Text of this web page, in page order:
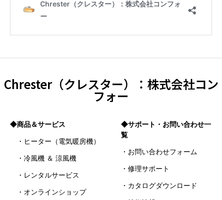
Chrester（クレスター）：株式会社コン
フォー
◆商品＆サービス
・ヒーター（電気暖房機）
・冷風機 ＆ 涼風機
・レンタルサービス
・オンラインショップ
◆サポート・お問い合わせ一
覧
・お問い合わせフォーム
・修理サポート
・カタログダウンロード